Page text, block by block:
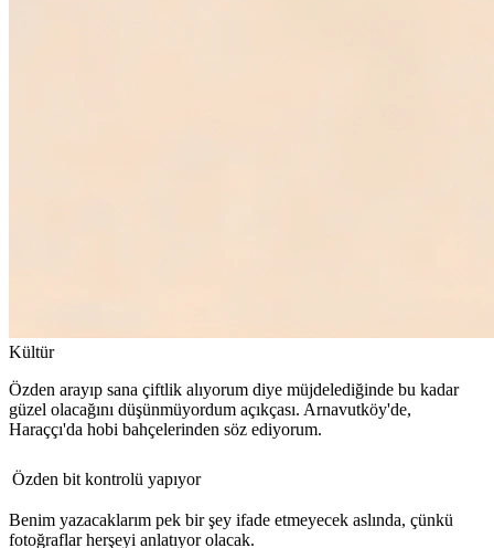
Kültür
Özden arayıp sana çiftlik alıyorum diye müjdelediğinde bu kadar
güzel olacağını düşünmüyordum açıkçası. Arnavutköy'de,
Haraççı'da hobi bahçelerinden söz ediyorum.
Özden bit kontrolü yapıyor
Benim yazacaklarım pek bir şey ifade etmeyecek aslında, çünkü
fotoğraflar herşeyi anlatıyor olacak.